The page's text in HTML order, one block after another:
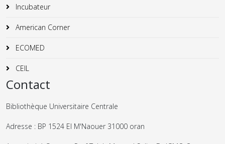
Incubateur
American Corner
ECOMED
CEIL
Contact
Bibliothèque Universitaire Centrale
Adresse : BP 1524 El M'Naouer 31000 oran